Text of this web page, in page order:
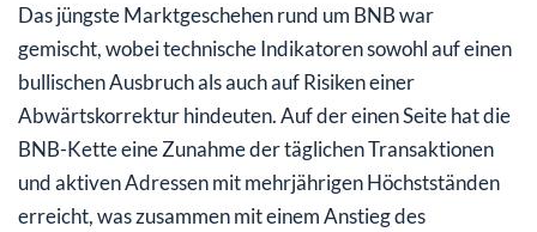
Das jüngste Marktgeschehen rund um BNB war
gemischt, wobei technische Indikatoren sowohl auf einen
bullischen Ausbruch als auch auf Risiken einer
Abwärtskorrektur hindeuten. Auf der einen Seite hat die
BNB-Kette eine Zunahme der täglichen Transaktionen
und aktiven Adressen mit mehrjährigen Höchstständen
erreicht, was zusammen mit einem Anstieg des